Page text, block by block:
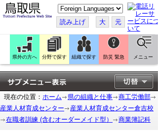
こ
の
ペ
ー
ジ
翻
訳
す
る
読み上げ 大 元
県外の方へ 分野で探す 組織で探す 防災 緊急 メニュー
現在の位置： ホーム 県の組織と仕事
商工労働部
産業人材育成センター
産業人材育成センター倉吉校
在職者訓練 (含むオーダーメイド型）
商業簿記科